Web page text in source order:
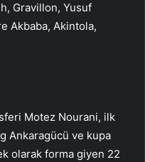
Gravillon, Yusuf
Akbaba, Akintola,
Motez Nourani, ilk
Ankaragücü ve kupa
olarak forma giyen 22